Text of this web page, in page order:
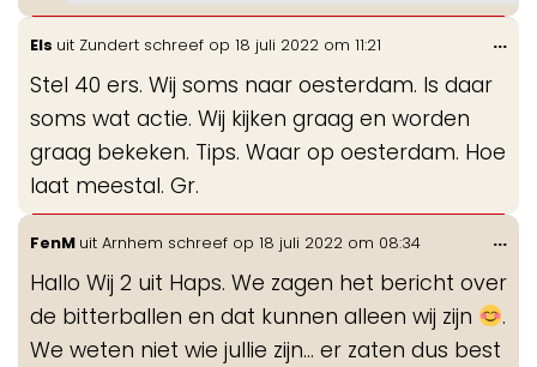
Els uit Zundert schreef op 18 juli 2022 om 11:21
Stel 40 ers. Wij soms naar oesterdam. Is daar
soms wat actie. Wij kijken graag en worden
graag bekeken. Tips. Waar op oesterdam. Hoe
laat meestal. Gr.
...
FenM uit Arnhem schreef op 18 juli 2022 om 08:34
Hallo Wij 2 uit Haps. We zagen het bericht over
de bitterballen en dat kunnen alleen wij zijn
.
We weten niet wie jullie zijn... er zaten dus best
...